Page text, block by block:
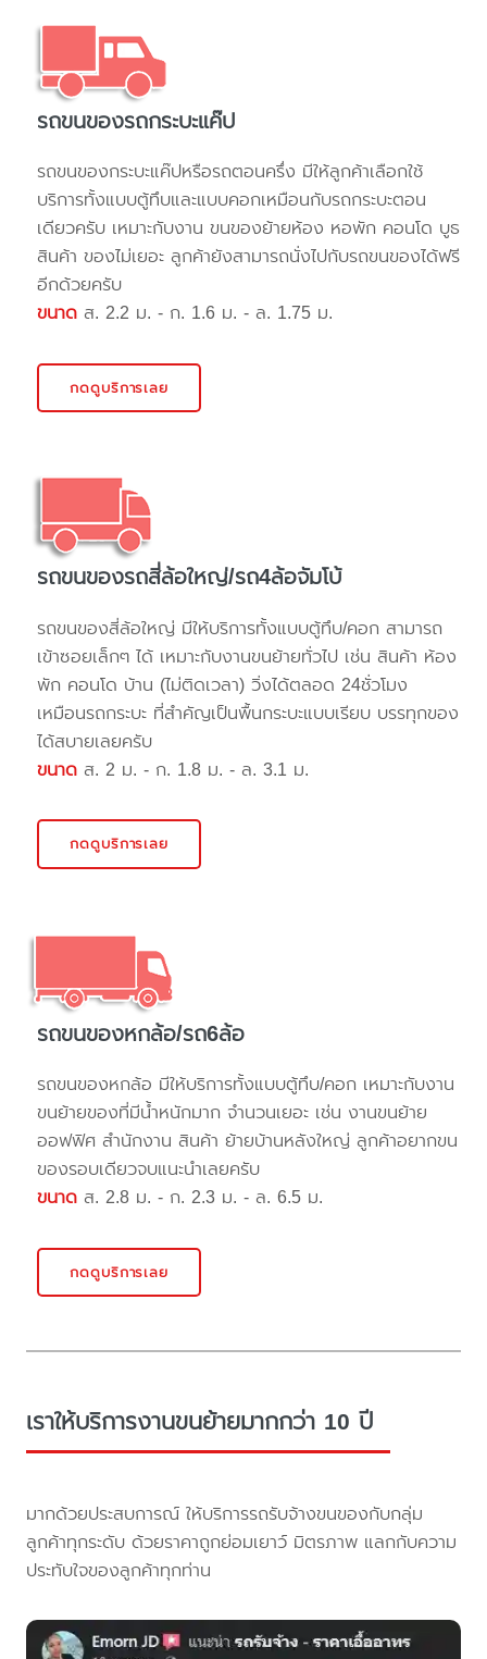
รถขนของรถกระบะแค๊ป
รถขนของกระบะแค๊ปหรือรถตอนครึ่ง มีให้ลูกค้าเลือกใช้
บริการทั้งแบบตู้ทึบและแบบคอกเหมือนกับรถกระบะตอน
เดียวครับ เหมาะกับงาน ขนของย้ายห้อง หอพัก คอนโด บูธ
สินค้า ของไม่เยอะ ลูกค้ายังสามารถนั่งไปกับรถขนของได้ฟรี
อีกด้วยครับ
ขนาด ส. 2.2 ม. - ก. 1.6 ม. - ล. 1.75 ม.
กดดูบริการเลย
รถขนของรถสี่ล้อใหญ่/รถ4ล้อจัมโบ้
รถขนของสี่ล้อใหญ่ มีให้บริการทั้งแบบตู้ทึบ/คอก สามารถ
เข้าซอยเล็กๆ ได้ เหมาะกับงานขนย้ายทั่วไป เช่น สินค้า ห้อง
พัก คอนโด บ้าน (ไม่ติดเวลา) วิ่งได้ตลอด 24ชั่วโมง
เหมือนรถกระบะ ที่สำคัญเป็นพื้นกระบะแบบเรียบ บรรทุกของ
ได้สบายเลยครับ
ขนาด ส. 2 ม. - ก. 1.8 ม. - ล. 3.1 ม.
กดดูบริการเลย
รถขนของหกล้อ/รถ6ล้อ
รถขนของหกล้อ มีให้บริการทั้งแบบตู้ทึบ/คอก เหมาะกับงาน
ขนย้ายของที่มีน้ำหนักมาก จำนวนเยอะ เช่น งานขนย้าย
ออฟฟิศ สำนักงาน สินค้า ย้ายบ้านหลังใหญ่ ลูกค้าอยากขน
ของรอบเดียวจบแนะนำเลยครับ
ขนาด ส. 2.8 ม. - ก. 2.3 ม. - ล. 6.5 ม.
กดดูบริการเลย
เราให้บริการงานขนย้ายมากกว่า 10 ปี
มากด้วยประสบการณ์ ให้บริการรถรับจ้างขนของกับกลุ่ม
ลูกค้าทุกระดับ ด้วยราคาถูกย่อมเยาว์ มิตรภาพ แลกกับความ
ประทับใจของลูกค้าทุกท่าน